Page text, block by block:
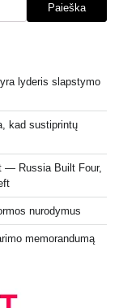
Paieška
lyderis slapstymo
kad sustiprintų
— Russia Built Four,
nurodymus
memorandumą